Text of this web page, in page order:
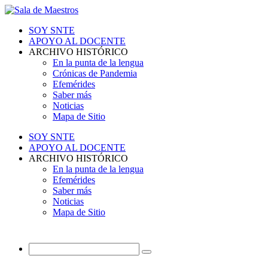
SOY SNTE
APOYO AL DOCENTE
ARCHIVO HISTÓRICO
En la punta de la lengua
Crónicas de Pandemia
Efemérides
Saber más
Noticias
Mapa de Sitio
SOY SNTE
APOYO AL DOCENTE
ARCHIVO HISTÓRICO
En la punta de la lengua
Efemérides
Saber más
Noticias
Mapa de Sitio